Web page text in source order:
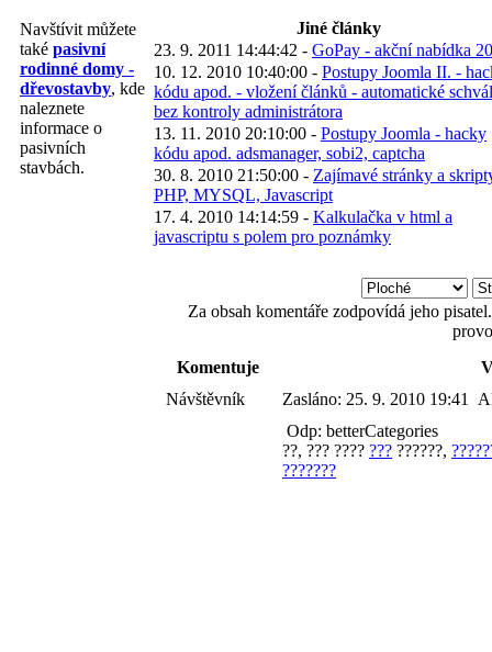
Navštívit můžete
také pasivní
rodinné domy -
dřevostavby, kde
naleznete
informace o
pasivních
stavbách.
Jiné články
23. 9. 2011 14:44:42 - GoPay - akční nabídka
10. 12. 2010 10:40:00 - Postupy Joomla II. -
kódu apod. - vložení článků - automatické
bez kontroly administrátora
13. 11. 2010 20:10:00 - Postupy Joomla - hacky
kódu apod. adsmanager, sobi2, captcha
30. 8. 2010 21:50:00 - Zajímavé stránky a
PHP, MYSQL, Javascript
17. 4. 2010 14:14:59 - Kalkulačka v html a
javascriptu s polem pro poznámky
Za obsah komentáře zodpovídá jeho
Komentuje
Návštěvník
Zasláno: 25. 9. 2010 19:41
Odp: betterCategories
??, ??? ???? ??? ??????,
???????